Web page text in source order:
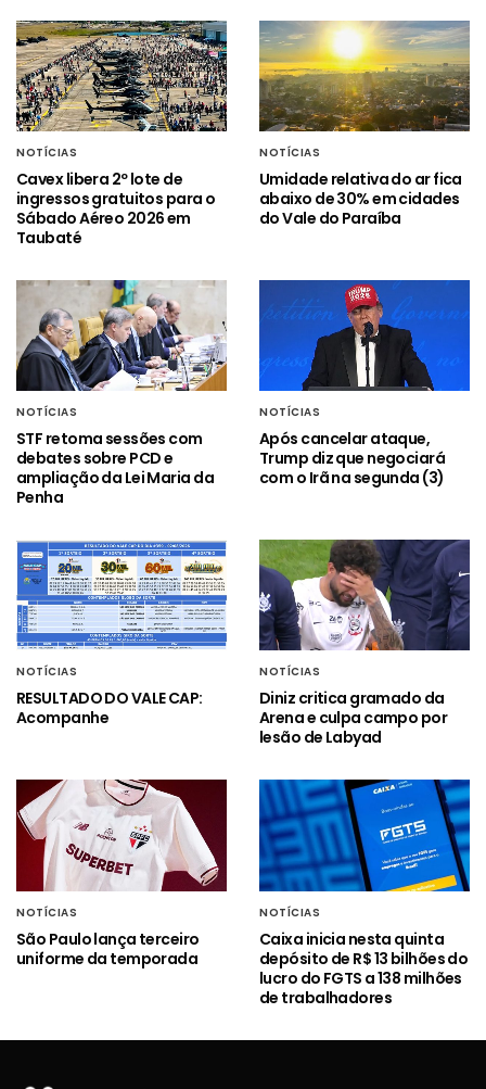
NOTÍCIAS
Cavex libera 2º lote de
ingressos gratuitos para o
Sábado Aéreo 2026 em
Taubaté
NOTÍCIAS
Umidade relativa do ar fica
abaixo de 30% em cidades
do Vale do Paraíba
NOTÍCIAS
STF retoma sessões com
debates sobre PCD e
ampliação da Lei Maria da
Penha
NOTÍCIAS
Após cancelar ataque,
Trump diz que negociará
com o Irã na segunda (3)
NOTÍCIAS
RESULTADO DO VALE CAP:
Acompanhe
NOTÍCIAS
Diniz critica gramado da
Arena e culpa campo por
lesão de Labyad
NOTÍCIAS
São Paulo lança terceiro
uniforme da temporada
NOTÍCIAS
Caixa inicia nesta quinta
depósito de R$ 13 bilhões do
lucro do FGTS a 138 milhões
de trabalhadores